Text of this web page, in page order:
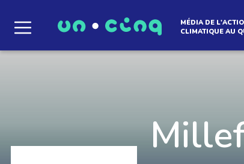
Le média
MÉDIA DE
CLIMATIQUE AU